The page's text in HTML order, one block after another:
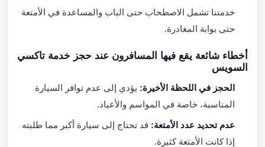
خدمتنا تشمل الاصطحاب حتى الباب والمساعدة في الأمتعة
حتى بوابة المغادرة.
أخطاء شائعة يقع فيها المسافرون عند حجز خدمة تاكسي
السويس
الحجز في اللحظة الأخيرة:يؤدي إلى عدم توافر السيارة
المناسبة، خاصة في المواسم والأعياد.
عدم تحديد عدد الأمتعة:قد تحتاج إلى سيارة أكبر مما طلبته
إذا كانت الأمتعة كثيرة.